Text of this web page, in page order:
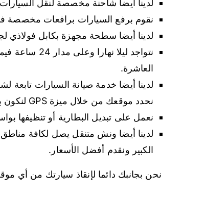
لدينا أيضا شاحنة مخصصة لنقل
نقوم برفع السيارات برافعات مخصصة
لدينا أيضا سطحة مجهزة بكابل فولاذي
نتواجد
العاشرة.
لدينا أيضا خدمة صيانة السيارات
نحدد موقعك من خلال ميزة GPS لنكون بجانبك بأقل وقت ممكن.
نعمل على تبديل البطارية أو تنظيفها
لدينا أيضا ونش متنقل يصل لكافة مناطق
الكبير ونقدم أفضل الأسعار.
نحن بجانبك دائما لإنقاذ سيارتك من أي